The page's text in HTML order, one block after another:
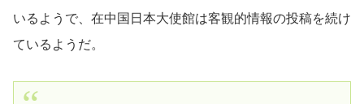
いるようで、在中国日本大使館は客観的情報の投稿を続け
ているようだ。